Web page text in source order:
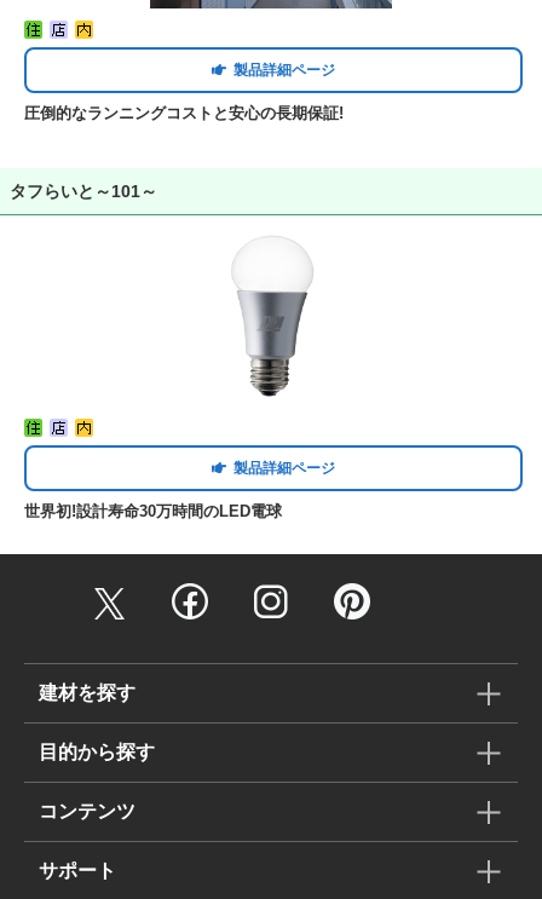
製品詳細ページ
圧倒的なランニングコストと安心の長期保証!
タフらいと～101～
製品詳細ページ
世界初!設計寿命30万時間のLED電球
建材を探す
目的から探す
コンテンツ
サポート